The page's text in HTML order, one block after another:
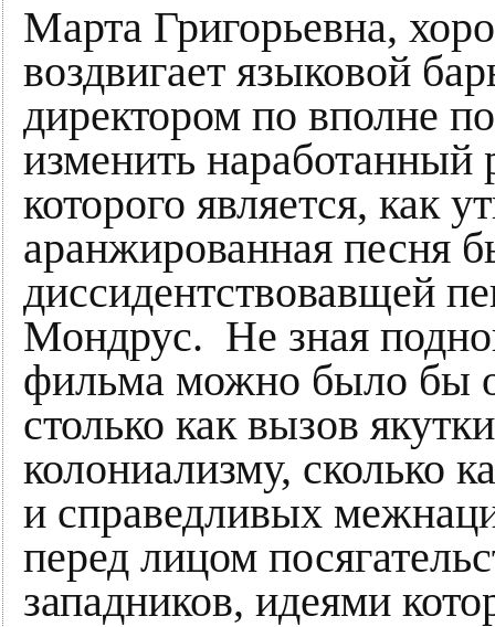
Марта Григорьевна,
воздвигает языковой
директором по вполне
изменить
которого является, как
аранжированная песня
диссидентствовавщей
Мондрус. Не зная
фильма можно было бы
столько как вызов
колониализму, сколько
и справедливых
перед лицом
западников, идеями